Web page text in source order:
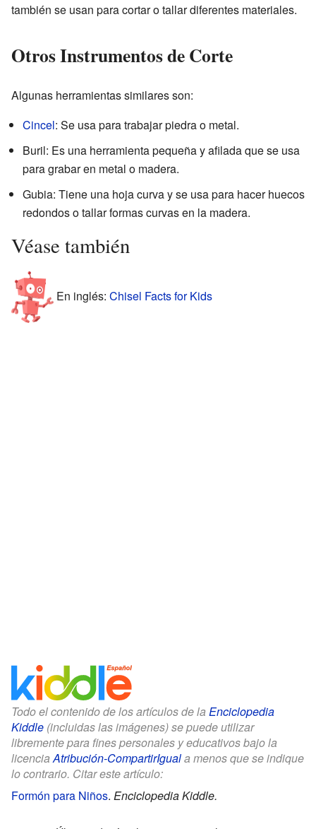
también se usan para cortar o tallar diferentes materiales.
Otros Instrumentos de Corte
Algunas herramientas similares son:
Cincel: Se usa para trabajar piedra o metal.
Buril: Es una herramienta pequeña y afilada que se usa
para grabar en metal o madera.
Gubia: Tiene una hoja curva y se usa para hacer huecos
redondos o tallar formas curvas en la madera.
Véase también
En inglés: Chisel Facts for Kids
Todo el contenido de los artículos de la Enciclopedia
Kiddle (incluidas las imágenes) se puede utilizar
libremente para fines personales y educativos bajo la
licencia Atribución-CompartirIguala menos que se indique
lo contrario. Citar este artículo:
Formón para Niños. Enciclopedia Kiddle.